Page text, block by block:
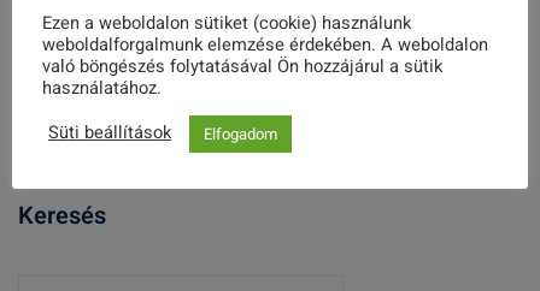
Lengyel-magyar találkozó az együttműködés
jegyében
2022. november 14.
Keresés
Ezen a weboldalon sütiket (cookie) használunk
weboldalforgalmunk elemzése érdekében. A weboldalon
való böngészés folytatásával Ön hozzájárul a sütik
használatához.
Süti beállítások
Elfogadom